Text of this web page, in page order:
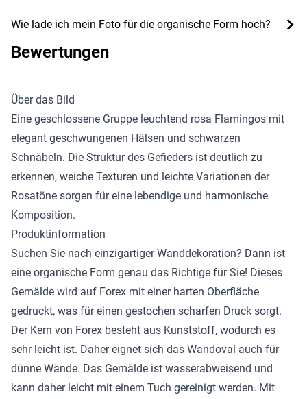
Wie lade ich mein Foto für die organische Form hoch?
Bewertungen
Über das Bild
Eine geschlossene Gruppe leuchtend rosa Flamingos mit
elegant geschwungenen Hälsen und schwarzen
Schnäbeln. Die Struktur des Gefieders ist deutlich zu
erkennen, weiche Texturen und leichte Variationen der
Rosatöne sorgen für eine lebendige und harmonische
Komposition.
Produktinformation
Suchen Sie nach einzigartiger Wanddekoration? Dann ist
eine organische Form genau das Richtige für Sie! Dieses
Gemälde wird auf Forex mit einer harten Oberfläche
gedruckt, was für einen gestochen scharfen Druck sorgt.
Der Kern von Forex besteht aus Kunststoff, wodurch es
sehr leicht ist. Daher eignet sich das Wandoval auch für
dünne Wände. Das Gemälde ist wasserabweisend und
kann daher leicht mit einem Tuch gereinigt werden. Mit